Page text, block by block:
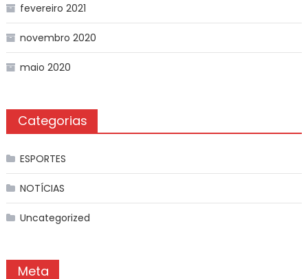
fevereiro 2021
novembro 2020
maio 2020
Categorias
ESPORTES
NOTÍCIAS
Uncategorized
Meta